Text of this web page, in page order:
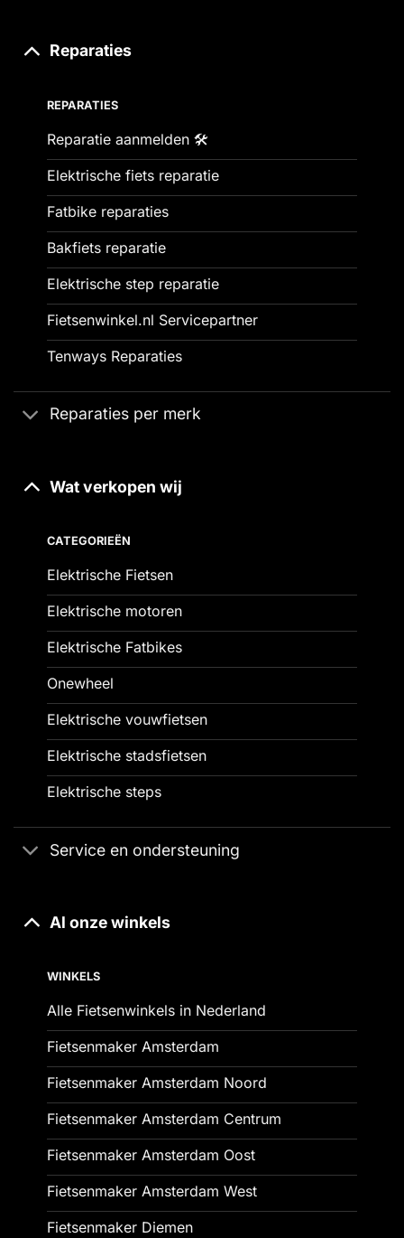
Reparaties
REPARATIES
Reparatie aanmelden 🛠️
Elektrische fiets reparatie
Fatbike reparaties
Bakfiets reparatie
Elektrische step reparatie
Fietsenwinkel.nl Servicepartner
Tenways Reparaties
Reparaties per merk
Wat verkopen wij
CATEGORIEËN
Elektrische Fietsen
Elektrische motoren
Elektrische Fatbikes
Onewheel
Elektrische vouwfietsen
Elektrische stadsfietsen
Elektrische steps
Service en ondersteuning
Al onze winkels
WINKELS
Alle Fietsenwinkels in Nederland
Fietsenmaker Amsterdam
Fietsenmaker Amsterdam Noord
Fietsenmaker Amsterdam Centrum
Fietsenmaker Amsterdam Oost
Fietsenmaker Amsterdam West
Fietsenmaker Diemen